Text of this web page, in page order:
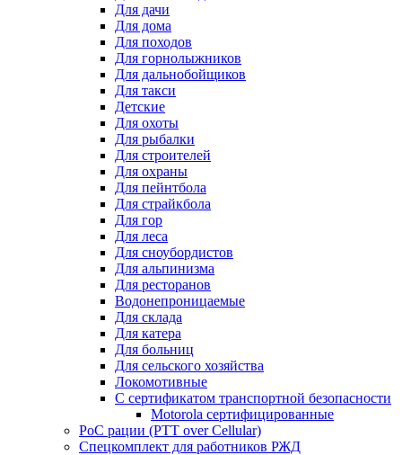
Для дачи
Для дома
Для походов
Для горнолыжников
Для дальнобойщиков
Для такси
Детские
Для охоты
Для рыбалки
Для строителей
Для охраны
Для пейнтбола
Для страйкбола
Для гор
Для леса
Для сноубордистов
Для альпинизма
Для ресторанов
Водонепроницаемые
Для склада
Для катера
Для больниц
Для сельского хозяйства
Локомотивные
С сертификатом транспортной безопасности
Motorola сертифицированные
PoC рации (PTT over Cellular)
Спецкомплект для работников РЖД